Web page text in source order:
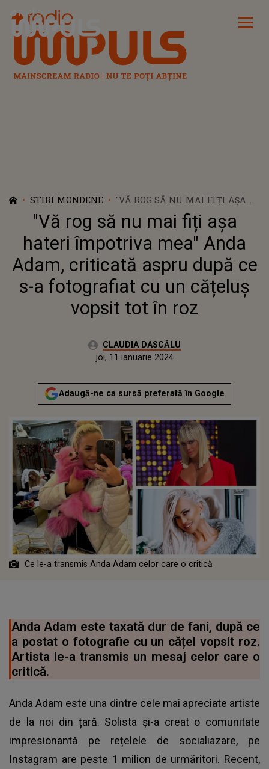
Radio Impuls
STIRI MONDENE
"VĂ ROG SĂ NU MAI FIȚI AȘA
HATERI ÎMPOTRIVA MEA" ANDA
ADAM, CRITICATĂ ASPRU DUPĂ
CE S-A FOTOGRAFIAT CU UN
CĂȚELUȘ VOPSIT TOT ÎN ROZ
"Vă rog să nu mai fiți așa
hateri împotriva mea" Anda
Adam, criticată aspru după ce
s-a fotografiat cu un cățeluș
vopsit tot în roz
Autor:CLAUDIA DASCĂLU
Actualizat:
joi, 11 ianuarie 2024
Adaugă-ne ca sursă preferată în Google
Ce le-a transmis Anda Adam celor care o critică
Anda Adam este taxată dur de fani, după ce
a postat o fotografie cu un cățel vopsit roz.
Artista le-a transmis un mesaj celor care o
critică.
Anda Adam este una dintre cele mai apreciate artiste
de la noi din țară. Solista și-a creat o comunitate
impresionantă pe rețelele de socialiazare, pe
Instagram are peste 1 milion de urmăritori. Recent,